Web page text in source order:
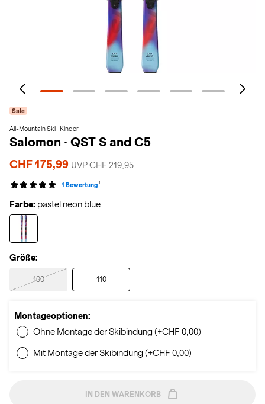
Sale
All-Mountain Ski · Kinder
Salomon · QST S and C5
CHF 175,99 UVP CHF 219,95
1 Bewertung 1
Farbe: pastel neon blue
Größe:
100 110
Montageoptionen:
Ohne Montage der Skibindung (+CHF 0,00)
Mit Montage der Skibindung (+CHF 0,00)
IN DEN WARENKORB